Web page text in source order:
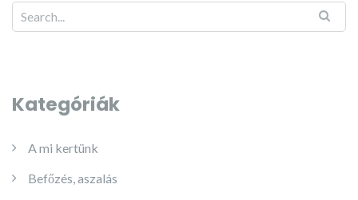
Kategóriák
A mi kertünk
Befőzés, aszalás